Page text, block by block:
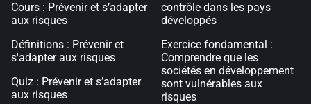
Cours : Prévenir et s’adapter
aux risques
Définitions : Prévenir et
s'adapter aux risques
Quiz : Prévenir et s’adapter
aux risques
contrôle dans les pays
développés
Exercice fondamental :
Comprendre que les
sociétés en développement
sont vulnérables aux
risques